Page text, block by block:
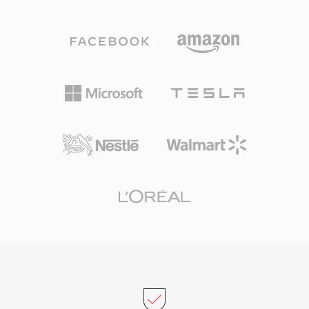
الصحيحة، مما يتيح الحفاظ على التسجيلات الصوتية
GUIDs بدلاً من رموز الأحرف الأربعة. يسمح هذا
بالإكسابايت، مما يزيل فعلياً أي قيد تخزيني عملي.
يدعم التنسيق معدلات عينة وأعماق بت وتكوينات
الأفلام وتسجيل الحفلات الحية والاستحواذ على البيانات
للاستيراد والتصدير السلس. للمهندسين والمنتجين